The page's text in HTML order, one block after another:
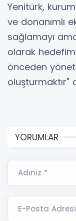
Yenitürk,
ve donanımlı
sağlamayı
olarak
önceden
oluşturmaktır"
YORUMLAR
Adınız *
E-Posta